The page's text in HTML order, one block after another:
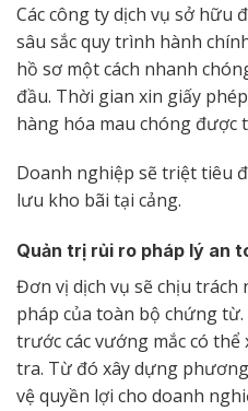
Các công ty dịch vụ sở hữu
sâu sắc quy trình hành
hồ sơ một cách nhanh
đầu. Thời gian xin giấy
hàng hóa mau chóng được
Doanh nghiệp sẽ triệt tiêu
lưu kho bãi tại cảng.
Quản trị rủi ro pháp lý an
Đơn vị dịch vụ sẽ chịu
pháp của toàn bộ chứng
trước các vướng mắc có
tra. Từ đó xây dựng
vệ quyền lợi cho doanh